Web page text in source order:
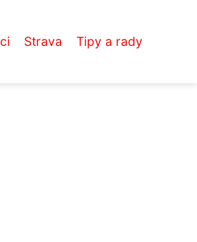
Strava Tipy a rady